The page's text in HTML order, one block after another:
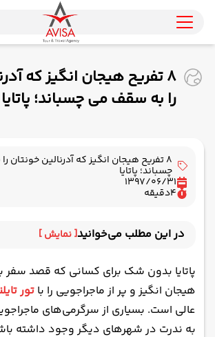
۸ تفریح هیجان انگیز که
را به سقف می چسباند؛ پاتایا
۸ تفریح هیجان انگیز که آدرنالین
چسباند؛ پاتایا
1397/06/31
4دقیقه
در این مطلب می‌خوانید[ نمایش ]
پاتایا بدون شک برای کسانی که قصد
هیجان انگیز و پر از ماجراجویی را با تور
عالی است. بسیاری از سرگرمی‌های
به ندرت در شهرهای دیگر وجود داشته